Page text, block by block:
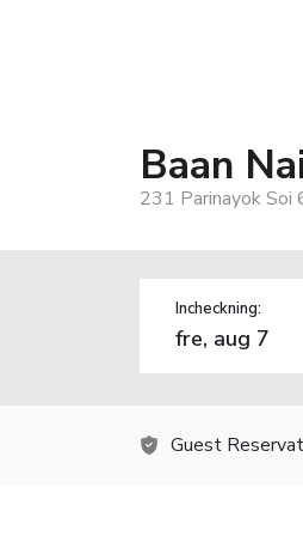
Baan
231 Parinayok Soi
Incheckning:
Guest